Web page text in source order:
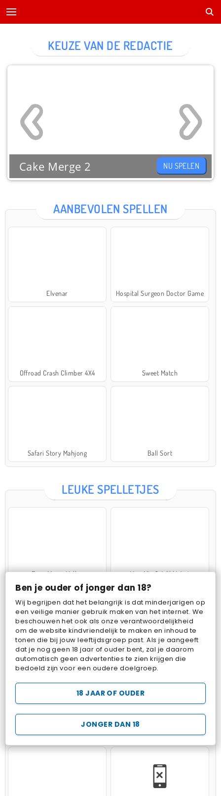
Ben je ouder of jonger dan 18?
Wij begrijpen dat het belangrijk is dat minderjarigen op
een veilige manier gebruik maken van het internet. We
beschouwen het ook als onze verantwoordelijkheid
om de website kindvriendelijk te maken en inhoud te
tonen die bij jouw leeftijdsgroep past. Als je aangeeft
dat je nog geen 18 jaar of ouder bent, zal je daarom
automatisch geen advertenties te zien krijgen die
bedoeld zijn voor een oudere doelgroep.
JONGER DAN 18
18 JAAR OF OUDER
AANBEVOLEN SPELLEN
Elvenar Hospital Surgeon Doctor Game
Offroad Crash Climber 4X4 Sweet Match
Safari Story Mahjong Ball Sort
KEUZE VAN DE REDACTIE
Cake Merge 2 NU SPELEN
LEUKE SPELLETJES
Farm Merge Valley VegaMix 2: Wild West
Pop Fruit Bubbits
Hospital Surgeon Doctor Game Potion Sort